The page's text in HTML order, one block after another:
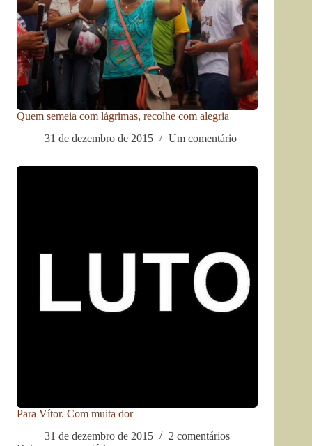
Quem semeia com lágrimas, recolhe com alegria
31 de dezembro de 2015
Um comentário
Para Vítor. Com muita dor
31 de dezembro de 2015
2 comentários